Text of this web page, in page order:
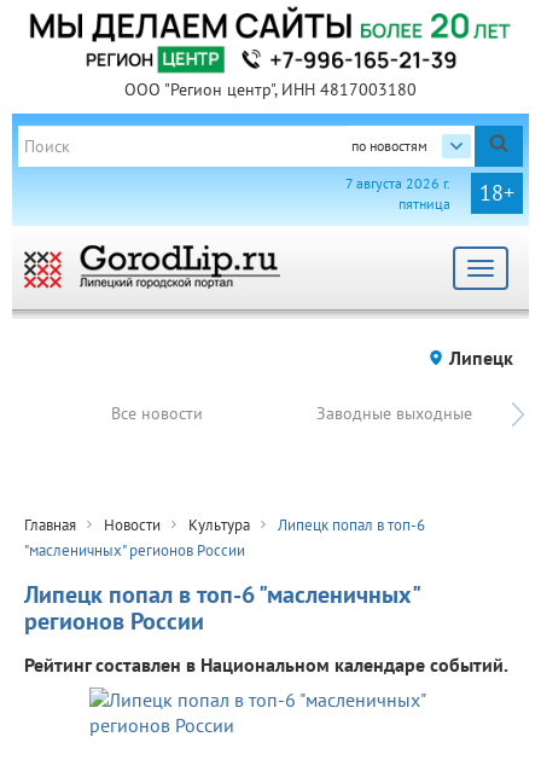
ООО "Регион центр", ИНН 4817003180
по новостям
18+
7 августа 2026 г.
пятница
Toggle
Липецк
Все новости Заводные выходные
Главная Новости Культура
Липецк попал в топ-6
"масленичных" регионов России
Липецк попал в топ-6 "масленичных"
регионов России
Рейтинг составлен в Национальном календаре событий.